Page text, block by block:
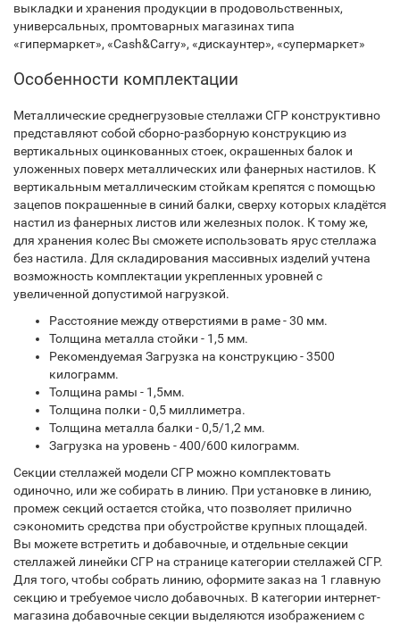
выкладки и хранения продукции в продовольственных,
универсальных, промтоварных магазинах типа
«гипермаркет», «Cash&Carry», «дискаунтер», «супермаркет»
Особенности комплектации
Металлические среднегрузовые стеллажи СГР конструктивно
представляют собой сборно-разборную конструкцию из
вертикальных оцинкованных стоек, окрашенных балок и
уложенных поверх металлических или фанерных настилов. К
вертикальным металлическим стойкам крепятся с помощью
зацепов покрашенные в синий балки, сверху которых кладётся
настил из фанерных листов или железных полок. К тому же,
для хранения колес Вы сможете использовать ярус стеллажа
без настила. Для складирования массивных изделий учтена
возможность комплектации укрепленных уровней с
увеличенной допустимой нагрузкой.
Расстояние между отверстиями в раме - 30 мм.
Толщина металла стойки - 1,5 мм.
Рекомендуемая Загрузка на конструкцию - 3500
килограмм.
Толщина рамы - 1,5мм.
Толщина полки - 0,5 миллиметра.
Толщина металла балки - 0,5/1,2 мм.
Загрузка на уровень - 400/600 килограмм.
Секции стеллажей модели СГР можно комплектовать
одиночно, или же собирать в линию. При установке в линию,
промеж секций остается стойка, что позволяет прилично
сэкономить средства при обустройстве крупных площадей.
Вы можете встретить и добавочные, и отдельные секции
стеллажей линейки СГР на странице категории стеллажей СГР.
Для того, чтобы собрать линию, оформите заказ на 1 главную
секцию и требуемое число добавочных. В категории интернет-
магазина добавочные секции выделяются изображением с